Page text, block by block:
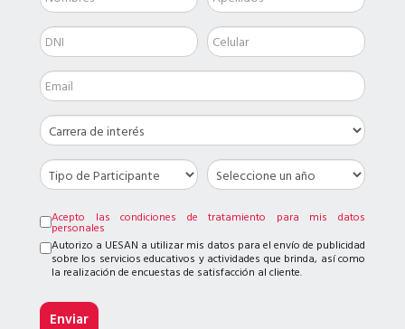
Acepto las condiciones de tratamiento para mis datos
personales
Autorizo a UESAN a utilizar mis datos para el envío de publicidad
sobre los servicios educativos y actividades que brinda, así como
la realización de encuestas de satisfacción al cliente.